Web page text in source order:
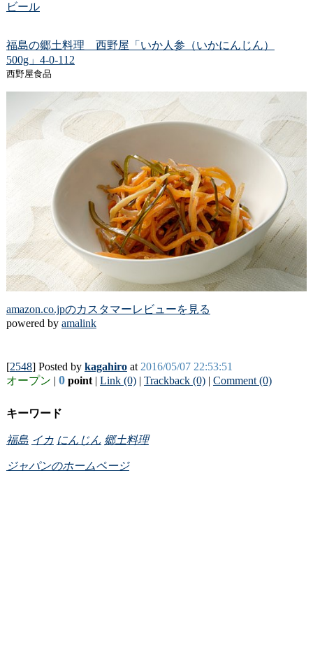
ビール
福島の郷土料理 西野屋「いか人参（いかにんじん）
500g」4-0-112
西野屋食品
amazon.co.jpのカスタマーレビューを見る
powered by amalink
[2548] Posted by kagahiroat 2016/05/07 22:53:51
オープン | 0point| Link (0)| Trackback (0)| Comment (0)
キーワード
福島 イカ にんじん 郷土料理
ジャパンのホームページ